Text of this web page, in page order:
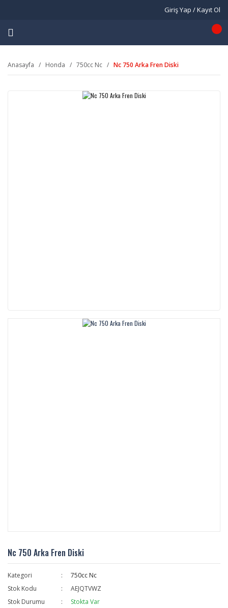
Giriş Yap / Kayıt Ol
Anasayfa Honda 750cc Nc Nc 750 Arka Fren Diski
Nc 750 Arka Fren Diski
Kategori
750cc Nc
Stok Kodu
AEJQTVWZ
Stok Durumu
Stokta Var